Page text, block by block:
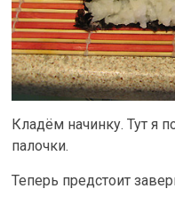
Кладём начинку. Тут я
палочки.
Теперь предстоит